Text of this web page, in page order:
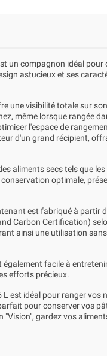
un compagnon idéal pour
astucieux et ses
une visibilité totale sur
même lorsque rangée
l'espace de
d'un grand récipient,
aliments secs tels que
optimale,
est fabriqué à partir
Carbon Certification)
ainsi une utilisation
facile à
efforts précieux.
est idéal pour ranger vos
pour conserver vos
gardez vos